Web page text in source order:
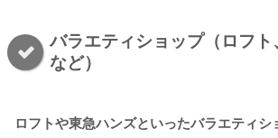
バラエティショップ（ロフ
など）
ロフトや東急ハンズといったバラエティシ